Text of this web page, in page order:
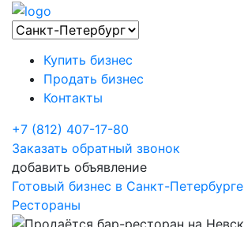
Купить бизнес
Продать бизнес
Контакты
+7 (812) 407-17-80
Заказать обратный звонок
добавить объявление
Готовый бизнес в Санкт-Петербурге
Рестораны